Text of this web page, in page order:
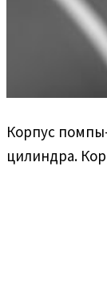
Корпус
цилиндра.